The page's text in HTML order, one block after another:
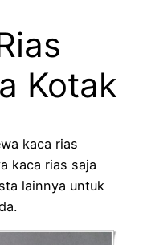
Kotak
kaca rias
kaca rias saja
lainnya untuk